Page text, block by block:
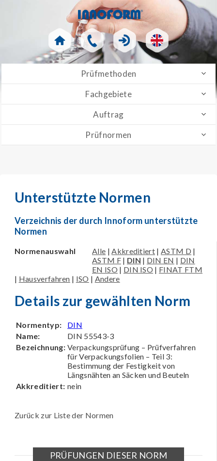
Prüfmethoden
Fachgebiete
Auftrag
Prüfnormen
Unterstützte Normen
Verzeichnis der durch Innoform unterstützte
Normen
Normenauswahl Alle |Akkreditiert |ASTM D |
ASTM F| DIN | DIN EN | DIN
EN ISO | DIN ISO | FINAT FTM
| Hausverfahren | ISO | Andere
Details zur gewählten Norm
Normentyp:
DIN
Name:
DIN 55543-3
Bezeichnung: Verpackungsprüfung – Prüfverfahren
für Verpackungsfolien – Teil 3:
Bestimmung der Festigkeit von
Längsnähten an Säcken und Beuteln
Akkreditiert: nein
Zurück zur Liste der Normen
PRÜFUNGEN DIESER NORM